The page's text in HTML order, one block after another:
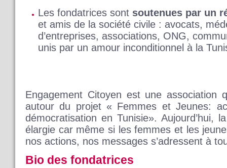
Les fondatrices sont soutenues par un
et amis de la société civile : avocats,
d’entreprises, associations, ONG,
unis par un amour inconditionnel à la
Engagement Citoyen est une association
autour du projet « Femmes et Jeunes:
démocratisation en Tunisie». Aujourd’hui,
élargie car même si les femmes et les
nos actions, nos messages s’adressent à
Bio des fondatrices